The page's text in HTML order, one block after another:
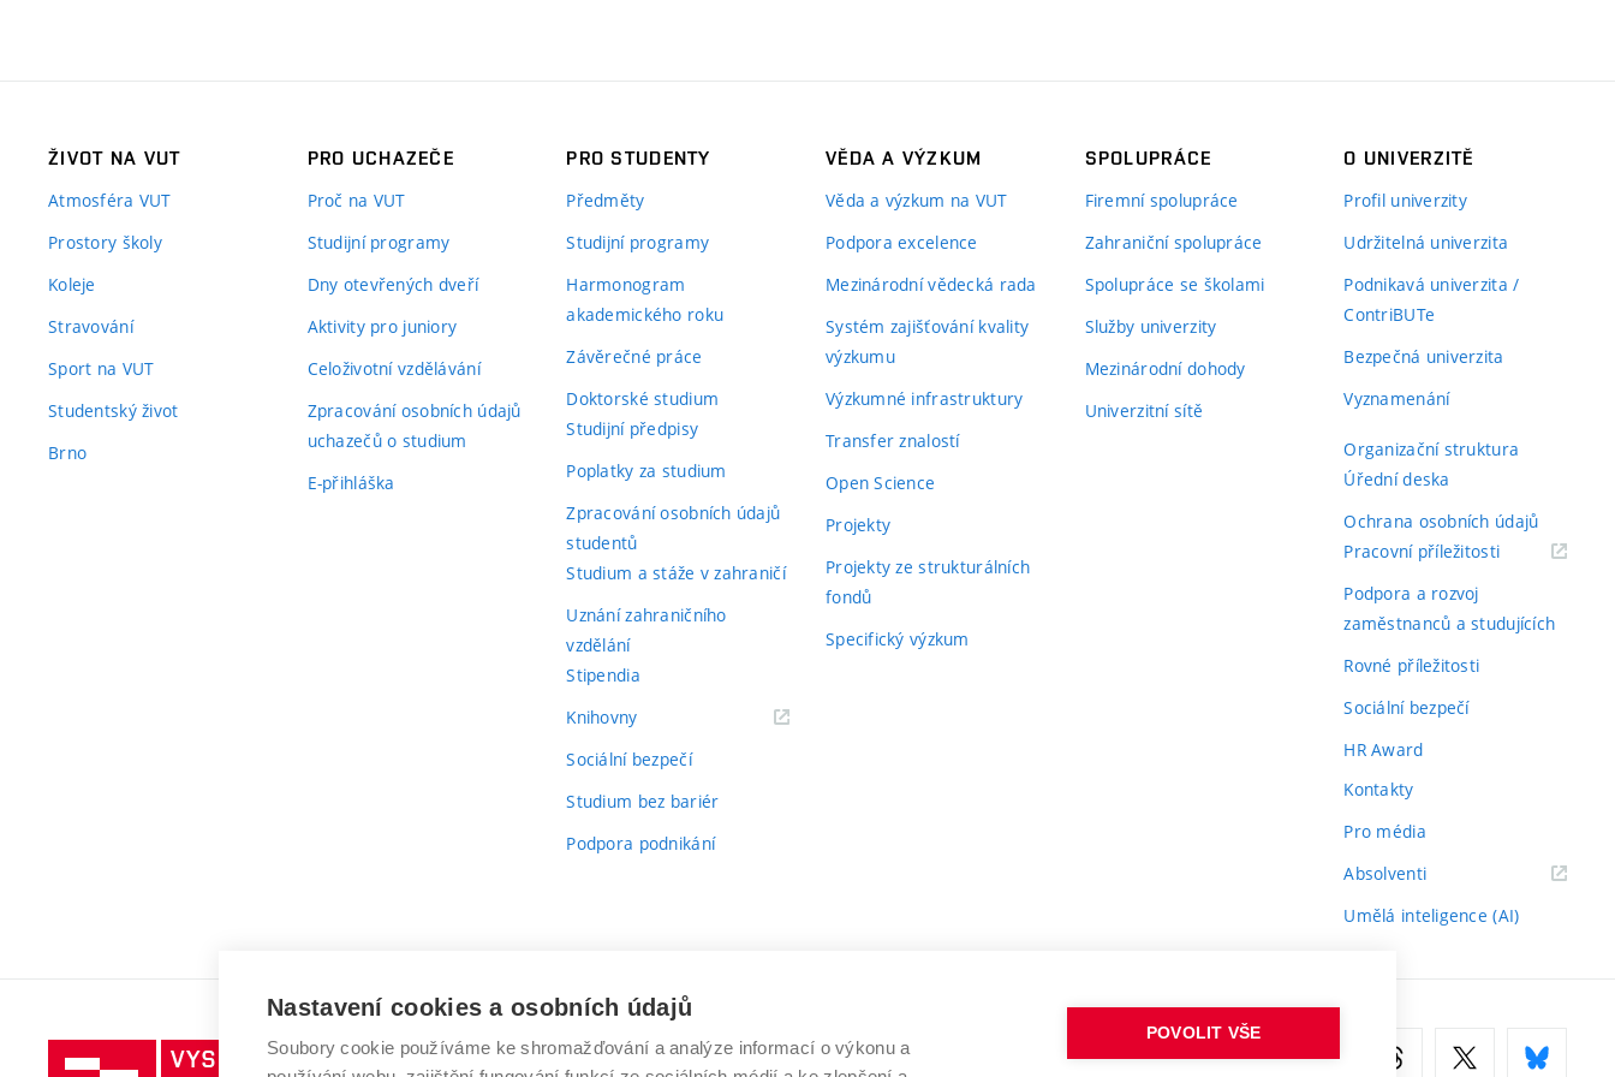
ŽIVOT NA VUT
Atmosféra VUT
Prostory školy
Koleje
Stravování
Sport na VUT
Studentský život
Brno
PRO UCHAZEČE
Proč na VUT
Studijní programy
Dny otevřených dveří
Aktivity pro juniory
Celoživotní vzdělávání
Zpracování osobních údajů
uchazečů o studium
E-přihláška
PRO STUDENTY
Předměty
Studijní programy
Harmonogram
akademického roku
Závěrečné práce
Doktorské studium
Studijní předpisy
Poplatky za studium
Zpracování osobních údajů
studentů
Studium a stáže v zahraničí
Uznání zahraničního
vzdělání
Stipendia
Knihovny(externí
Sociální bezpečí
Studium bez bariér
Podpora podnikání
VĚDA A VÝZKUM
Věda a výzkum na VUT
Podpora excelence
Mezinárodní vědecká rada
Systém zajišťování kvality
výzkumu
Výzkumné infrastruktury
Transfer znalostí
Open Science
Projekty
Projekty ze strukturálních
fondů
Specifický výzkum
SPOLUPRÁCE
Firemní spolupráce
Zahraniční spolupráce
Spolupráce se školami
Služby univerzity
Mezinárodní dohody
Univerzitní sítě
O UNIVERZITĚ
Profil univerzity
Udržitelná univerzita
Podnikavá univerzita /
ContriBUTe
Bezpečná univerzita
Vyznamenání
Organizační struktura
Úřední deska
Ochrana osobních údajů
Pracovní příležitosti(externí
Podpora a rozvoj
zaměstnanců a studujících
Rovné příležitosti
Sociální bezpečí
HR Award
Kontakty
Pro média
Absolventi(externí
Umělá inteligence (AI)
Vysoké
VYSOKÉ UČENÍ TECHNICKÉ V BRNĚ
Nastavení cookies a osobních údajů
Soubory cookie používáme ke shromažďování a analýze informací o výkonu a
POVOLIT VŠE